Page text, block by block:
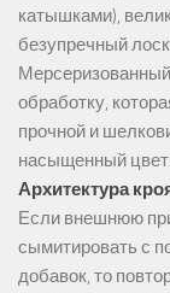
катышками),
безупречный
обработку,
прочной и
насыщенный цвет.
Архитектура
Если внешнюю
сымитировать с
добавок, то